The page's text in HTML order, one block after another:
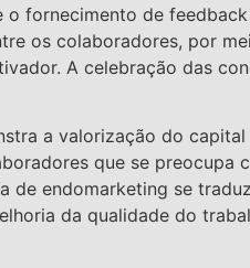
fornecimento de
os colaboradores, por
A celebração das
a valorização do
que se preocupa
endomarketing se
da qualidade do